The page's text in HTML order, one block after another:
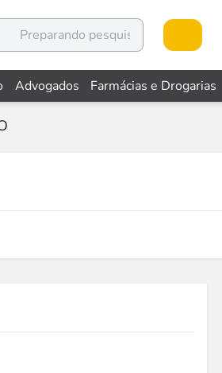
Advogados Farmácias e Drogarias